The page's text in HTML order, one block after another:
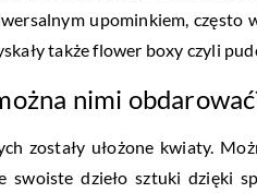
upominkiem, często
także flower boxy czyli
nimi
zostały ułożone kwiaty.
dzieło sztuki dzięki